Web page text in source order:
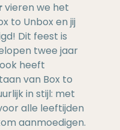
vieren we het
to Unbox en jij
Dit feest is
twee jaar
heeft
van Box to
in stijl: met
alle leeftijden
aanmoedigen.